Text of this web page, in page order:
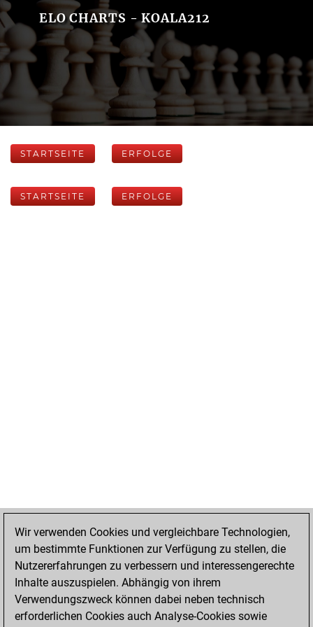
ELO CHARTS - KOALA212
STARTSEITE ERFOLGE
STARTSEITE ERFOLGE
Wir verwenden Cookies und vergleichbare Technologien,
um bestimmte Funktionen zur Verfügung zu stellen, die
Nutzererfahrungen zu verbessern und interessengerechte
Inhalte auszuspielen. Abhängig von ihrem
Verwendungszweck können dabei neben technisch
erforderlichen Cookies auch Analyse-Cookies sowie